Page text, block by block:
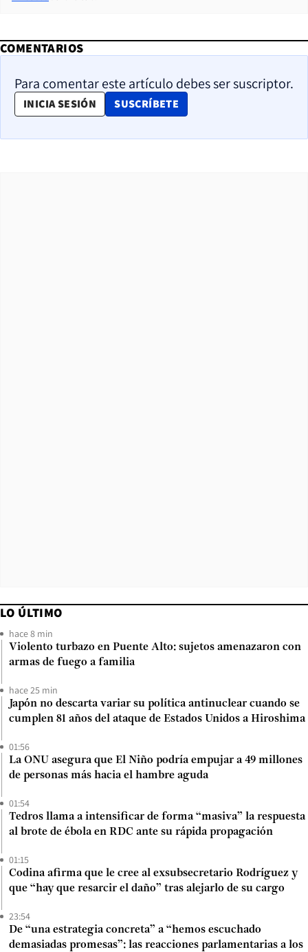
COMENTARIOS
Para comentar este artículo debes ser suscriptor.
INICIA SESIÓN SUSCRÍBETE
OPENS IN NEW WINDOW
LO ÚLTIMO
hace 8 min
Violento turbazo en Puente Alto: sujetos amenazaron con
armas de fuego a familia
hace 25 min
Japón no descarta variar su política antinuclear cuando se
cumplen 81 años del ataque de Estados Unidos a Hiroshima
01:56
La ONU asegura que El Niño podría empujar a 49 millones
de personas más hacia el hambre aguda
01:54
Tedros llama a intensificar de forma “masiva” la respuesta
al brote de ébola en RDC ante su rápida propagación
01:15
Codina afirma que le cree al exsubsecretario Rodríguez y
que “hay que resarcir el daño” tras alejarlo de su cargo
23:54
De “una estrategia concreta” a “hemos escuchado
demasiadas promesas”: las reacciones parlamentarias a los